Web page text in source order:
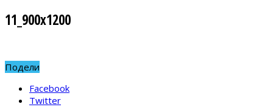
11_900x1200
Подели
Facebook
Twitter